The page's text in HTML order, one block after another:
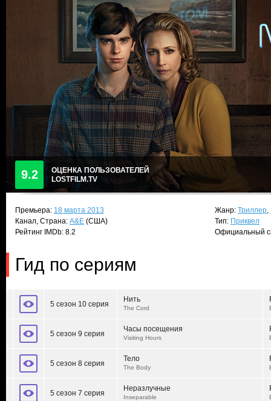
9.2
ОЦЕНКА ПОЛЬЗОВАТЕЛЕЙ
LOSTFILM.TV
Премьера: 18 марта 2013
Канал, Страна: A&E (США)
Рейтинг IMDb: 8.2
Жанр: Триллер,
Тип: Приквел
Официальный
Гид по сериям
5 сезон 10 серия
Нить
The Cord
5 сезон 9 серия
Часы посещения
Visiting Hours
5 сезон 8 серия
Тело
The Body
5 сезон 7 серия
Неразлучные
Inseparable